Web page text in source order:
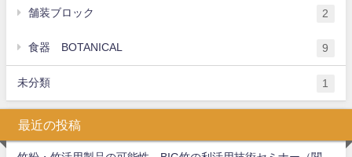
舗装ブロック 2
食器 BOTANICAL 9
未分類 1
最近の投稿